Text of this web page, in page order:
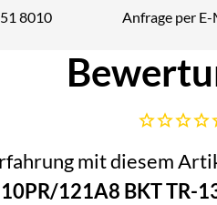
8010 Anfrage per
Noch keine
mit diesem
121A8 BKT TR-